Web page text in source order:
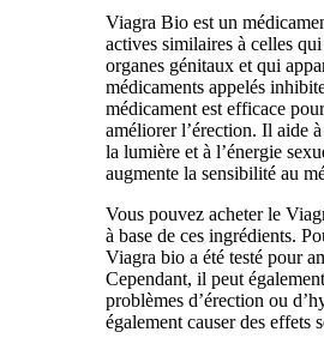
Viagra Bio est un
actives similaires à celles
organes génitaux et qui
médicaments appelés
médicament est efficace
améliorer l’érection. Il aide
la lumière et à l’énergie
augmente la sensibilité au
Vous pouvez acheter le
à base de ces ingrédients.
Viagra bio a été testé pour
Cependant, il peut
problèmes d’érection ou
également causer des effets